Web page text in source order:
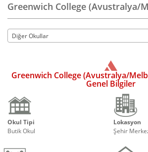
Greenwich College (Avustralya/
Diğer Okullar
Greenwich College (Avustralya/
Genel Bilgiler
Okul Tipi
Butik Okul
Lokasyon
Şehir